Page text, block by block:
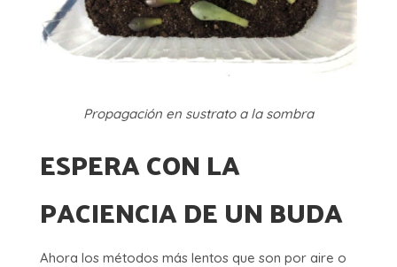
Propagación en sustrato a la sombra
ESPERA CON LA
PACIENCIA DE UN BUDA
Ahora los métodos más lentos que son por aire o